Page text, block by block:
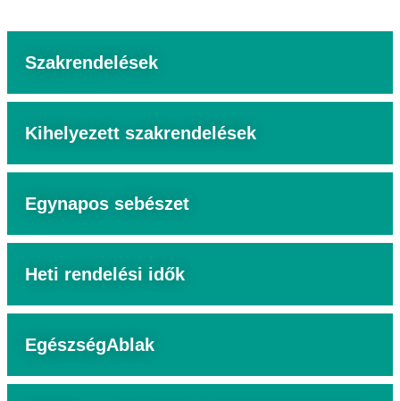
Szakrendelések
Kihelyezett szakrendelések
Egynapos sebészet
Heti rendelési idők
EgészségAblak